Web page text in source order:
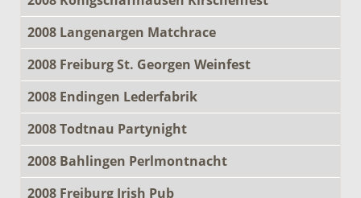
2008 Langenargen Matchrace
2008 Freiburg St. Georgen Weinfest
2008 Endingen Lederfabrik
2008 Todtnau Partynight
2008 Bahlingen Perlmontnacht
2008 Freiburg Irish Pub